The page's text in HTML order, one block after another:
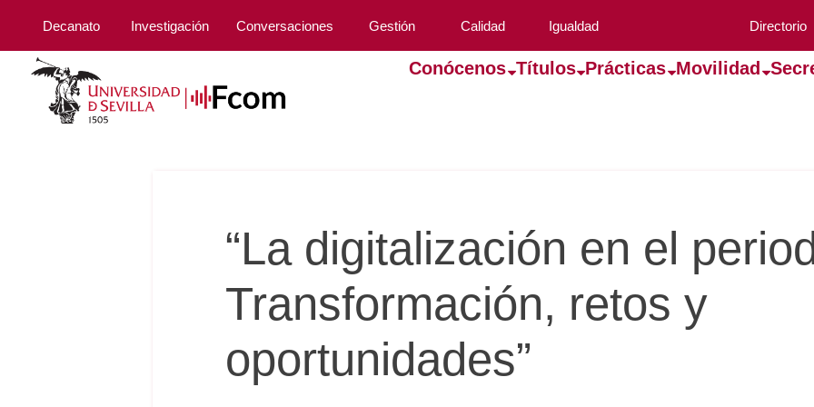
Decanato Investigación Conversaciones Gestión Calidad Igualdad Directorio
Conócenos Títulos Prácticas Movilidad
“La digitalización en el
Transformación, retos y
oportunidades”